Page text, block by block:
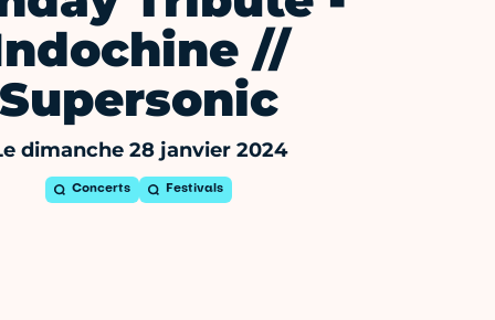
//
Supersonic
dimanche 28 janvier 2024
Concerts Festivals